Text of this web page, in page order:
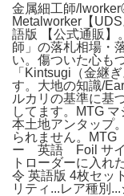
金属細工師/
Metalworker【
語版 【公式通販】
師」の落札相場・
い。傷ついた心も
「Kintsugi（金継
す。大地の知識/
ルカリの基準に基
してます。MTG
本土地アンタップ
られません。
ー 英語 Foil サイ
トローダーに入れ
令 英語版 4枚セッ
リティ...レア種別